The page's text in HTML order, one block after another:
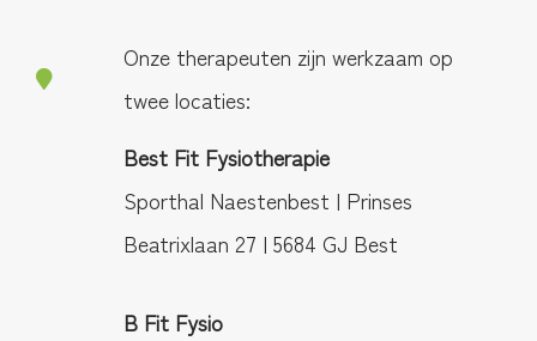
Onze therapeuten zijn werkzaam op
twee locaties:
Best Fit Fysiotherapie
Sporthal Naestenbest | Prinses
Beatrixlaan 27 | 5684 GJ Best
B Fit Fysio